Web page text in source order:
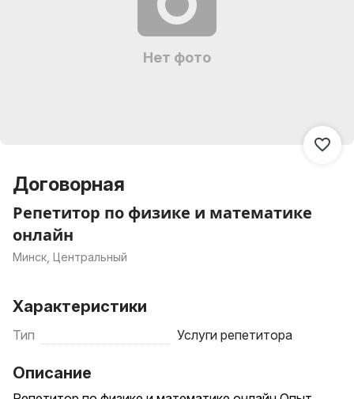
Нет фото
Договорная
Репетитор по физике и математике
онлайн
Минск, Центральный
Характеристики
Тип Услуги репетитора
Описание